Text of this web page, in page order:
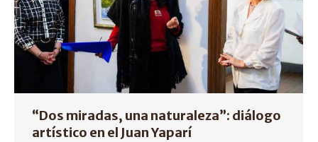
“Dos miradas, una naturaleza”: diálogo
artístico en el Juan Yaparí